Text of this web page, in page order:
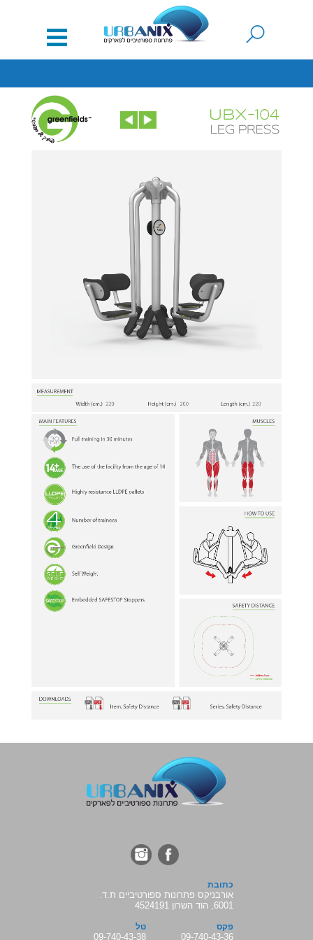
כתובת
אורבניקס פתרונות ספורטיביים ת.ד.
6001, הוד השרון 4524191
טל
09-740-43-38
פקס
09-740-43-36